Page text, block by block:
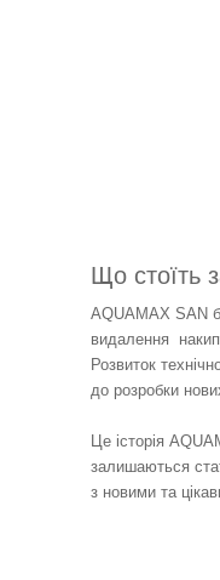
Що стоїть
AQUAMAX SAN
видалення
Розвиток
до розробки
Це історія
залишаються
з новими та